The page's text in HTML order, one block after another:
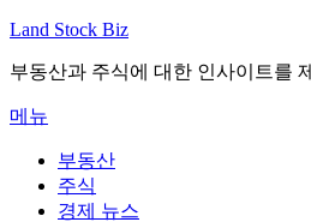
내
으
로
바
Land Stock Biz
부동산과 주식에 대한 인사이트를
메뉴
부동산
주식
경제 뉴스